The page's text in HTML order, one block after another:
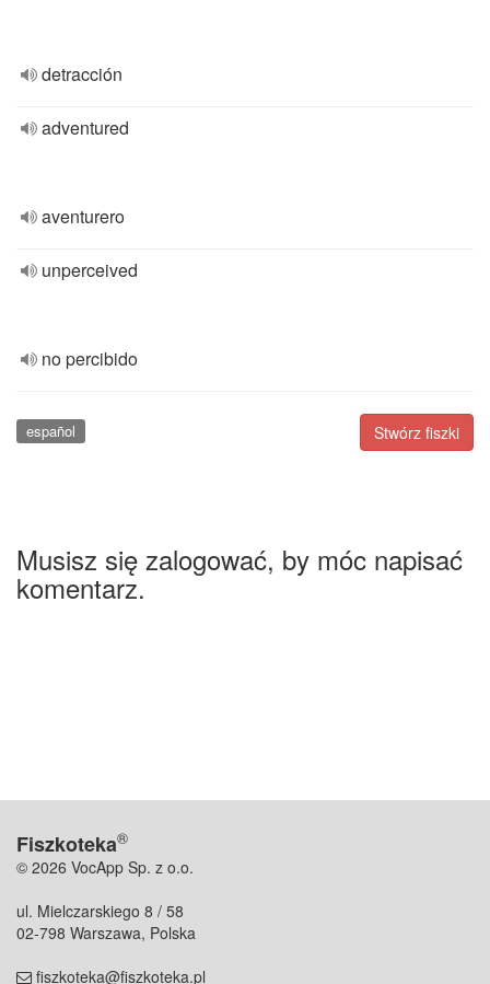
detracción
adventured
aventurero
unperceived
no percibido
Stwórz fiszki
español
Musisz się zalogować, by móc napisać
komentarz.
Fiszkoteka®
© 2026 VocApp Sp. z o.o.
ul. Mielczarskiego 8 / 58
02-798 Warszawa, Polska
fiszkoteka@fiszkoteka.pl